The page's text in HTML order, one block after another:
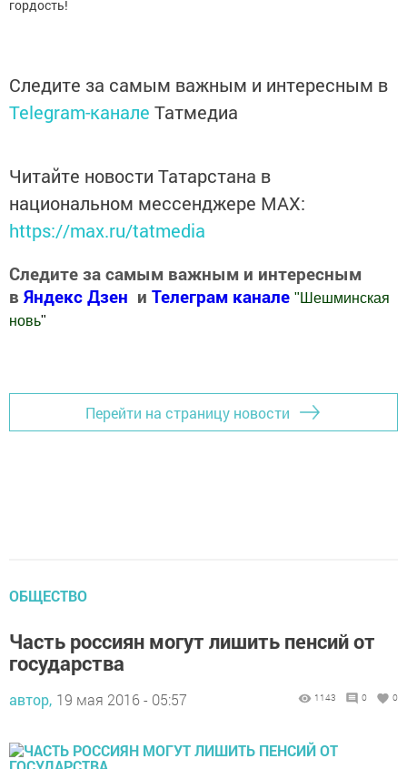
гордость!
Следите за самым важным и интересным в
Telegram-канале Татмедиа
Читайте новости Татарстана в
национальном мессенджере MАХ:
https://max.ru/tatmedia
Следите за самым важным и интересным
в Яндекс Дзен и Телеграм канале " Шешминская
новь"
Перейти на страницу новости
ОБЩЕСТВО
Часть россиян могут лишить пенсий от
государства
автор, 19 мая 2016 - 05:57 1143 0 0